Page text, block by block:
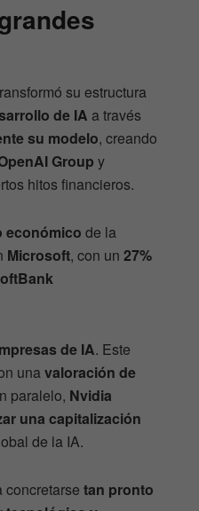
su estructura
de IA a través
su modelo, creando
Group y
hitos financieros.
económico de la
Microsoft, con un 27%
de IA. Este
unavaloración de
paralelo, Nvidia
una capitalización
de la IA.
concretarse tan pronto